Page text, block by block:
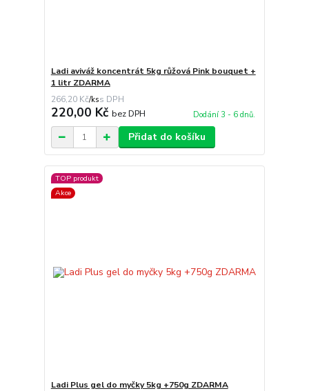
Ladi aviváž koncentrát 5kg růžová Pink bouquet +
1 litr ZDARMA
266,20 Kč/ks
220,00 Kč bez DPH Dodání 3 - 6 dnů.
Přidat do košíku
TOP produkt
Akce
Ladi Plus gel do myčky 5kg +750g ZDARMA